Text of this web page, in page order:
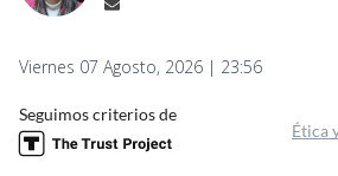
Viernes 07 Agosto, 2026 | 23:56
Seguimos criterios de
Ética